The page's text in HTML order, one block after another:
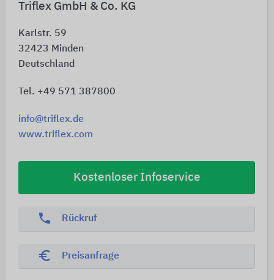
Triflex GmbH & Co. KG
Karlstr. 59
32423 Minden
Deutschland
Tel. +49 571 387800
info@triflex.de
www.triflex.com
Kostenloser Infoservice
phone Rückruf
euro_symbol Preisanfrage